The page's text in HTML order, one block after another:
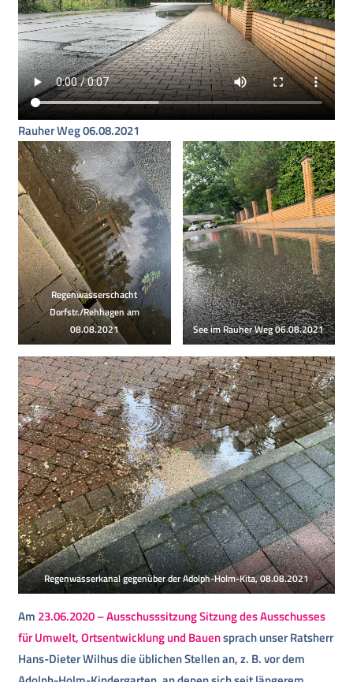
Rauher Weg 06.08.2021
Regenwasserschacht
Dorfstr./Rehhagen am
08.08.2021
See im Rauher Weg 06.08.2021
Regenwasserkanal gegenüber der Adolph-Holm-Kita, 08.08.2021
Am 23.06.2020– Ausschusssitzung Sitzung des Ausschusses
für Umwelt, Ortsentwicklung und Bauensprach unser Ratsherr
Hans-Dieter Wilhus die üblichen Stellen an, z. B. vor dem